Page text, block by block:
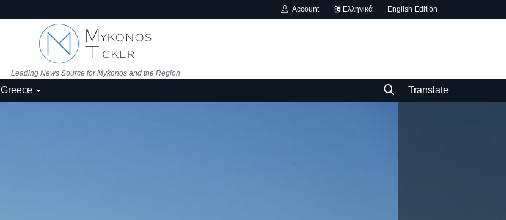
Account Ελληνικά English Edition
Leading News Source for Mykonos and the Region
Greece Translate